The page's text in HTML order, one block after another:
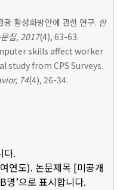
활성화방안에 관한 연구. 한
집, 2017(4), 63-63.
skills affect worker
from CPS Surveys.
74(4), 26-34.
다.
연도). 논문제목 [미공개
명’으로 표시합니다.